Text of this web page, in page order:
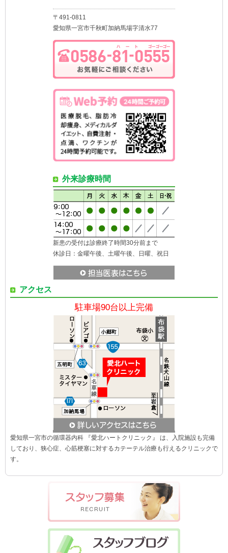
〒491-0811
愛知県一宮市千秋町加納馬場字清水77
外来診療時間
新患の受付は診療終了時間30分前まで
休診日：金曜午後、土曜午後、日曜、祝日
アクセス
駐車場90台以上完備
愛知県一宮市の循環器内科 『愛北ハートクリニック』 は、入院施設も完備
しており、狭心症、心筋梗塞に対するカテーテル治療も行えるクリニックで
す。